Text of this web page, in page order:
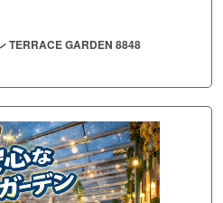
TERRACE GARDEN 8848